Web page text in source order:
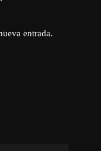
entrada.